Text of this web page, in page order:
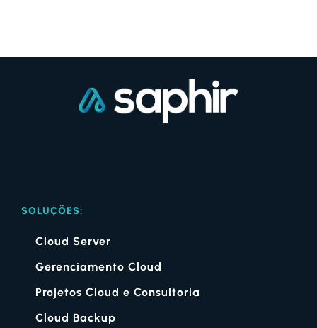
SOLUÇÕES:
Cloud Server
Gerenciamento Cloud
Projetos Cloud e Consultoria
Cloud Backup